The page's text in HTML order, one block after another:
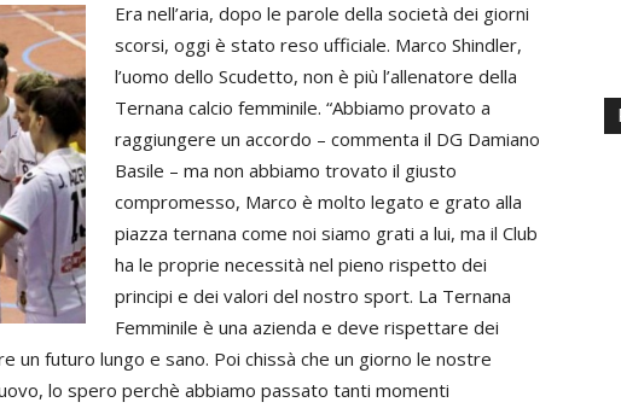
Era nell’aria, dopo le parole della società dei giorni
scorsi, oggi è stato reso ufficiale. Marco Shindler,
l’uomo dello Scudetto, non è più l’allenatore della
Ternana calcio femminile. “Abbiamo provato a
raggiungere un accordo – commenta il DG Damiano
Basile – ma non abbiamo trovato il giusto
compromesso, Marco è molto legato e grato alla
piazza ternana come noi siamo grati a lui, ma il Club
ha le proprie necessità nel pieno rispetto dei
principi e dei valori del nostro sport. La Ternana
Femminile è una azienda e deve rispettare dei
un futuro lungo e sano. Poi chissà che un giorno le nostre
lo spero perchè abbiamo passato tanti momenti